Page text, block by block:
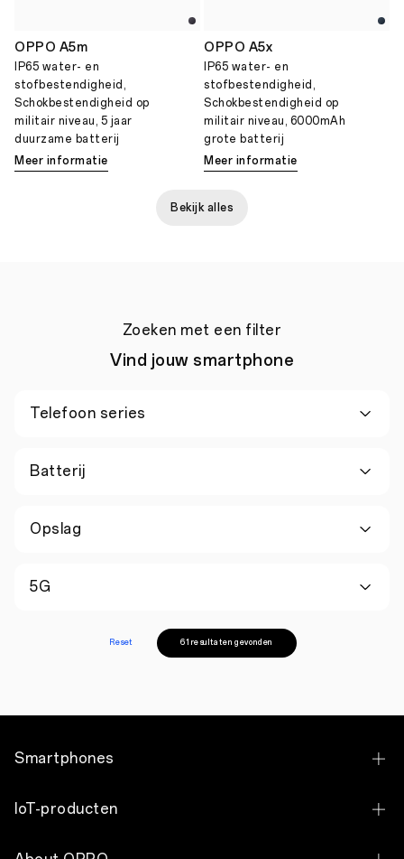
OPPO A5m
IP65 water- en
stofbestendigheid,
Schokbestendigheid op
militair niveau, 5 jaar
duurzame batterij
Meer informatie
OPPO A5x
IP65 water- en
stofbestendigheid,
Schokbestendigheid op
militair niveau, 6000mAh
grote batterij
Meer informatie
Bekijk alles
Zoeken met een filter
Vind jouw smartphone
Telefoon series
Batterij
Opslag
5G
Reset 61 resultaten gevonden
Smartphones
OPPO Find X9 Ultra
IoT-producten
OPPO Pad 5